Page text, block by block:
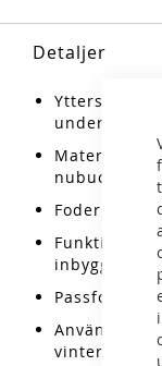
Detaljer
Yttersula:
underlag
Material:
nubuckläder
Foder:
Funktion:
inbyggd
Passform: